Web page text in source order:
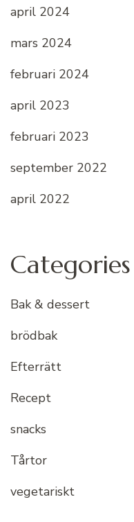
april 2024
mars 2024
februari 2024
april 2023
februari 2023
september 2022
april 2022
Categories
Bak & dessert
brödbak
Efterrätt
Recept
snacks
Tårtor
vegetariskt